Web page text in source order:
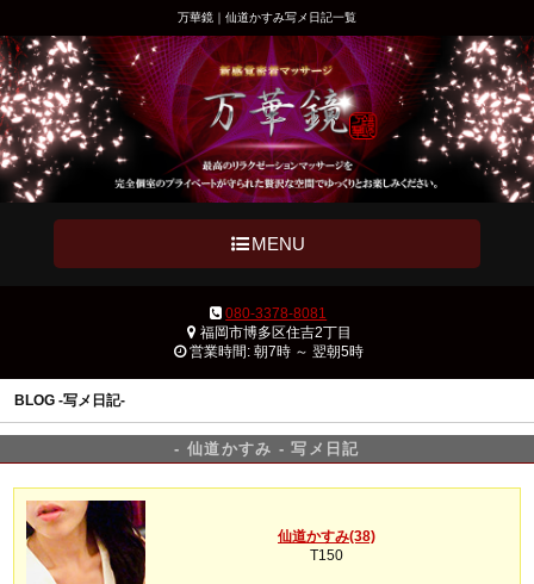
万華鏡｜仙道かすみ写メ日記一覧
MENU
080-3378-8081
福岡市博多区住吉2丁目
営業時間: 朝7時 ～ 翌朝5時
BLOG -写メ日記-
- 仙道かすみ - 写メ日記
仙道かすみ(38)
T150